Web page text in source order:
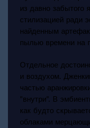
из давно забытого
стилизацией ради
найденным
пылью времени на
Отдельное
и воздухом.
частью
"внутри". В
как будто
облаками